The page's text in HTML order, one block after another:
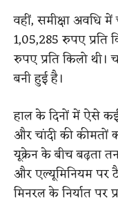
वहीं, समीक्षा अवधि
1,05,285 रुपए प्रति
रुपए प्रति किलो
बनी हुई है।
हाल के दिनों में ऐसे कई
और चांदी की
यूक्रेन के बीच बढ़ता
और एल्यूमिनियम पर
मिनरल के निर्यात पर